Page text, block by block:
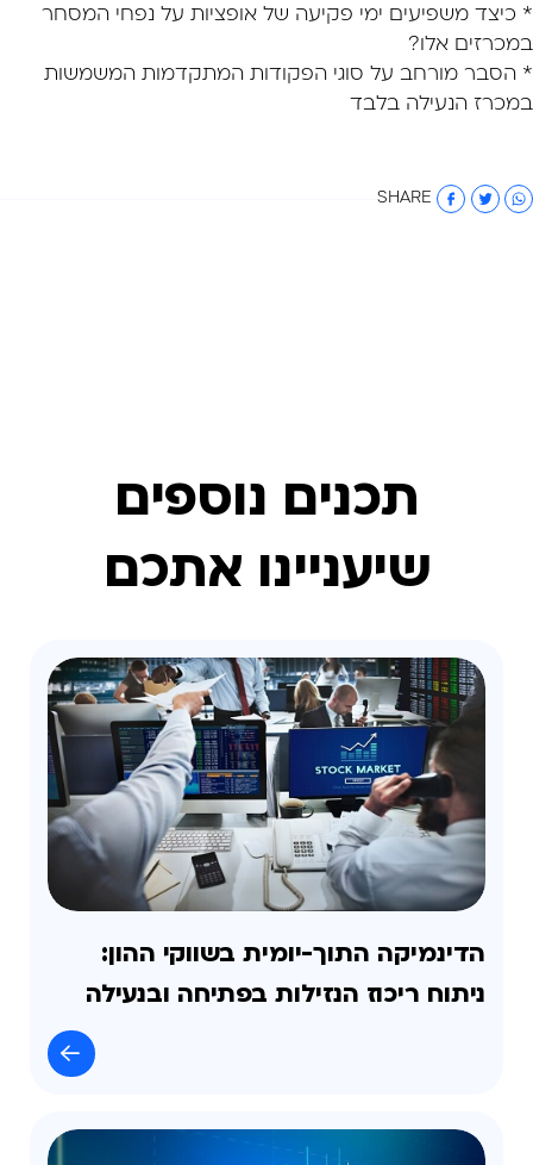
* כיצד משפיעים ימי פקיעה של אופציות על נפחי המסחר
במכרזים אלו?
* הסבר מורחב על סוגי הפקודות המתקדמות המשמשות
במכרז הנעילה בלבד
SHARE
תכנים נוספים
שיעניינו אתכם
הדינמיקה התוך-יומית בשווקי ההון:
ניתוח ריכוז הנזילות בפתיחה ובנעילה